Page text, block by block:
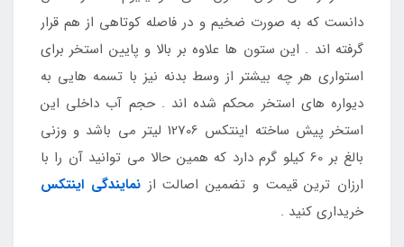
دانست که به صورت ضخیم و در فاصله کوتاهی از هم قرار
گرفته اند . این ستون ها علاوه بر بالا و پایین استخر برای
استواری هر چه بیشتر از وسط بدنه نیز با تسمه هایی به
دیواره های استخر محکم شده اند . حجم آب داخلی این
استخر پیش ساخته اینتکس 12706 لیتر می باشد و وزنی
بالغ بر 60 کیلو گرم دارد که همین حالا می توانید آن را با
ارزان ترین قیمت و تضمین اصالت ازنمایندگی اینتکس
خریداری کنید .